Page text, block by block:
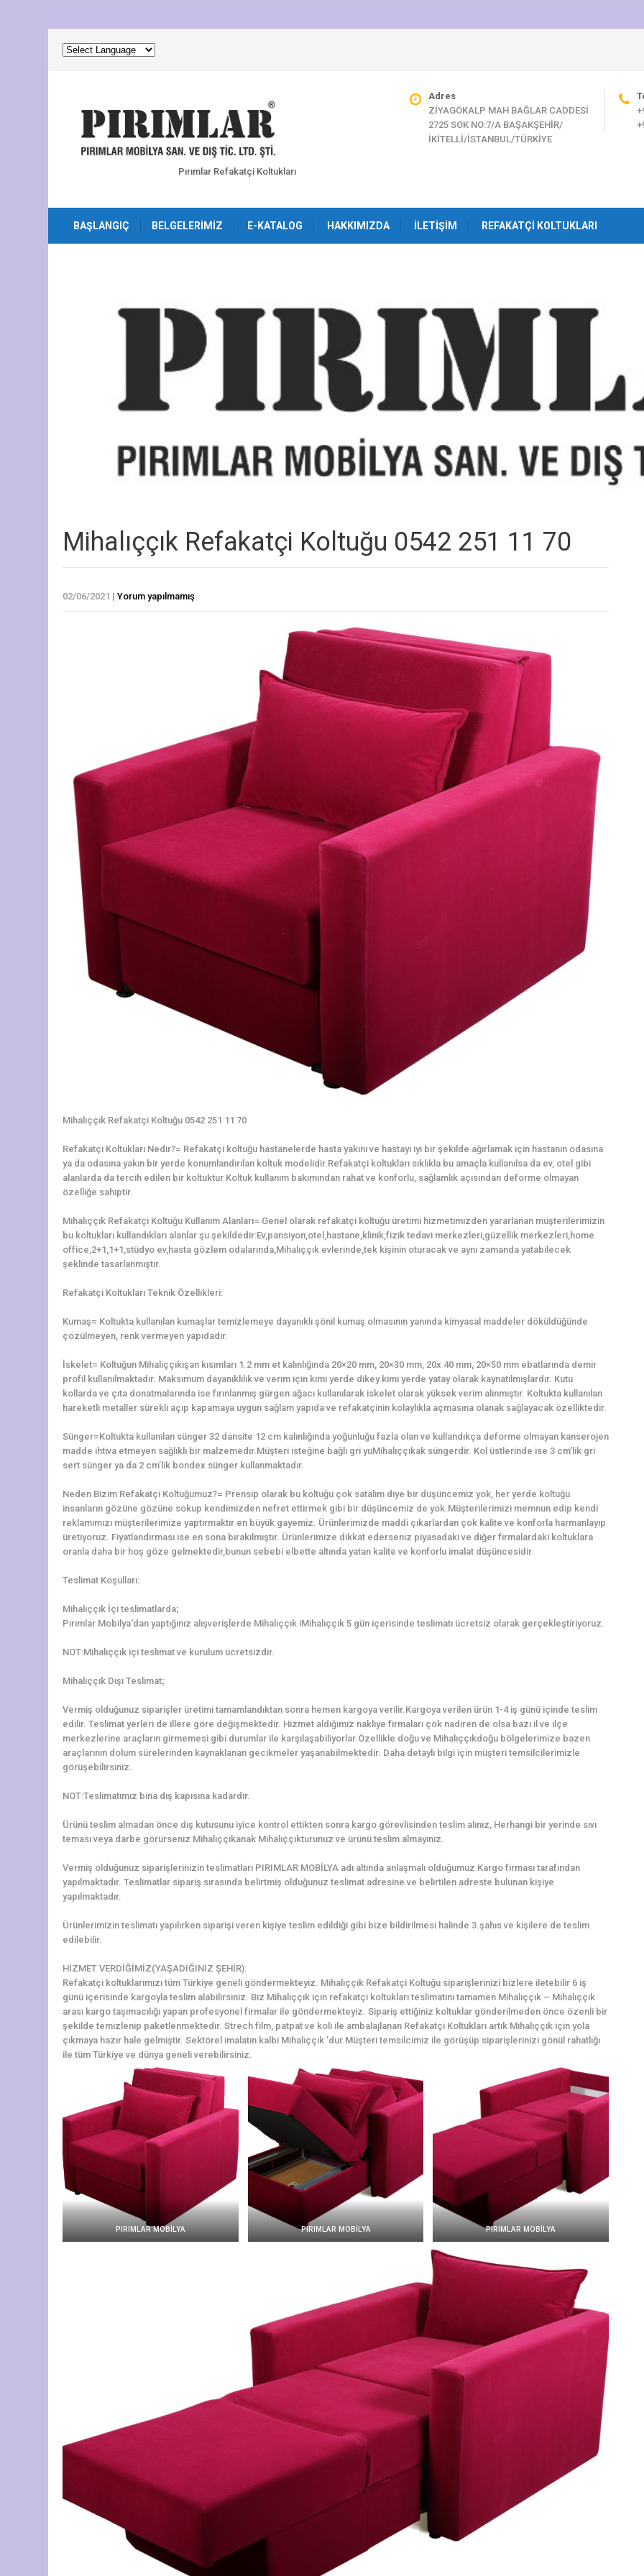
Pırımlar Refakatçi Koltukları
Adres
ZİYAGÖKALP MAH BAĞLAR CADDESİ
2725 SOK NO:7/A BAŞAKŞEHİR/
İKİTELLİ/İSTANBUL/TÜRKİYE
BAŞLANGIÇ BELGELERIMIZ E-KATALOG HAKKIMIZDA İLETIŞIM REFAKATÇI KOLTUKLARI
Mihalıççık Refakatçi Koltuğu 0542 251 11 70
02/06/2021 | Yorum yapılmamış
Mihalıççık Refakatçi Koltuğu 0542 251 11 70
Refakatçi Koltukları Nedir?= Refakatçi koltuğu hastanelerde hasta yakını ve hastayı iyi bir şekilde ağırlamak için hastanın odasına
ya da odasına yakın bir yerde konumlandırılan koltuk modelidir.Refakatçi koltukları sıklıkla bu amaçla kullanılsa da ev, otel gibi
alanlarda da tercih edilen bir koltuktur.Koltuk kullanım bakımından rahat ve konforlu, sağlamlık açısından deforme olmayan
özelliğe sahiptir.
Mihalıççık Refakatçi Koltuğu Kullanım Alanları= Genel olarak refakatçi koltuğu üretimi hizmetimizden yararlanan müşterilerimizin
bu koltukları kullandıkları alanlar şu şekildedir:Ev,pansiyon,otel,hastane,klinik,fizik tedavi merkezleri,güzellik merkezleri,home
office,2+1,1+1,stüdyo ev,hasta gözlem odalarında,Mihalıççık evlerinde,tek kişinin oturacak ve aynı zamanda yatabilecek
şeklinde tasarlanmıştır.
Refakatçi Koltukları Teknik Özellikleri:
Kumaş= Koltukta kullanılan kumaşlar temizlemeye dayanıklı şönil kumaş olmasının yanında kimyasal maddeler döküldüğünde
çözülmeyen, renk vermeyen yapıdadır.
İskelet= Koltuğun Mihalıççıkışan kısımları 1.2 mm et kalınlığında 20×20 mm, 20×30 mm, 20x 40 mm, 20×50 mm ebatlarında demir
profil kullanılmaktadır. Maksimum dayanıklılık ve verim için kimi yerde dikey kimi yerde yatay olarak kaynatılmışlardır. Kutu
kollarda ve çıta donatmalarında ise fırınlanmış gürgen ağacı kullanılarak iskelet olarak yüksek verim alınmıştır. Koltukta kullanılan
hareketli metaller sürekli açıp kapamaya uygun sağlam yapıda ve refakatçinin kolaylıkla açmasına olanak sağlayacak özelliktedir.
Sünger=Koltukta kullanılan sünger 32 dansite 12 cm kalınlığında yoğunluğu fazla olan ve kullandıkça deforme olmayan kanserojen
madde ihtiva etmeyen sağlıklı bir malzemedir.Müşteri isteğine bağlı gri yuMihalıççıkak süngerdir. Kol üstlerinde ise 3 cm’lik gri
sert sünger ya da 2 cm’lik bondex sünger kullanmaktadır.
Neden Bizim Refakatçi Koltuğumuz?= Prensip olarak bu koltuğu çok satalım diye bir düşüncemiz yok, her yerde koltuğu
insanların gözüne gözüne sokup kendimizden nefret ettirmek gibi bir düşüncemiz de yok.Müşterilerimizi memnun edip kendi
reklamımızı müşterilerimize yaptırmaktır en büyük gayemiz. Ürünlerimizde maddi çıkarlardan çok kalite ve konforla harmanlayıp
üretiyoruz. Fiyatlandırması ise en sona bırakılmıştır. Ürünlerimize dikkat ederseniz piyasadaki ve diğer firmalardaki koltuklara
oranla daha bir hoş göze gelmektedir,bunun sebebi elbette altında yatan kalite ve konforlu imalat düşüncesidir.
Teslimat Koşulları:
Mihalıççık İçi teslimatlarda;
Pırımlar Mobilya‘dan yaptığınız alışverişlerde Mihalıççık iMihalıççık 5 gün içerisinde teslimatı ücretsiz olarak gerçekleştiriyoruz.
NOT:Mihalıççık içi teslimat ve kurulum ücretsizdir.
Mihalıççık Dışı Teslimat;
Vermiş olduğunuz siparişler üretimi tamamlandıktan sonra hemen kargoya verilir.Kargoya verilen ürün 1-4 iş günü içinde teslim
edilir. Teslimat yerleri de illere göre değişmektedir. Hizmet aldığımız nakliye firmaları çok nadiren de olsa bazı il ve ilçe
merkezlerine araçların girmemesi gibi durumlar ile karşılaşabiliyorlar.Özellikle doğu ve Mihalıççıkdoğu bölgelerimize bazen
araçlarının dolum sürelerinden kaynaklanan gecikmeler yaşanabilmektedir. Daha detaylı bilgi için müşteri temsilcilerimizle
görüşebilirsiniz.
NOT:Teslimatımız bina dış kapısına kadardır.
Ürünü teslim almadan önce dış kutusunu iyice kontrol ettikten sonra kargo görevlisinden teslim alınız, Herhangi bir yerinde sıvı
teması veya darbe görürseniz Mihalıççıkanak Mihalıççıkturunuz ve ürünü teslim almayınız.
Vermiş olduğunuz siparişlerinizin teslimatları PIRIMLAR MOBİLYA adı altında anlaşmalı olduğumuz Kargo firması tarafından
yapılmaktadır. Teslimatlar sipariş sırasında belirtmiş olduğunuz teslimat adresine ve belirtilen adreste bulunan kişiye
yapılmaktadır.
Ürünlerimizin teslimatı yapılırken siparişi veren kişiye teslim edildiği gibi bize bildirilmesi halinde 3.şahıs ve kişilere de teslim
edilebilir.
HİZMET VERDİĞİMİZ(YAŞADIĞINIZ ŞEHİR):
Refakatçi koltuklarımızı tüm Türkiye geneli göndermekteyiz. Mihalıççık Refakatçi Koltuğu siparişlerinizi bizlere iletebilir 6 iş
günü içerisinde kargoyla teslim alabilirsiniz. Biz Mihalıççık için refakatçi koltukları teslimatını tamamen Mihalıççık – Mihalıççık
arası kargo taşımacılığı yapan profesyonel firmalar ile göndermekteyiz. Sipariş ettiğiniz koltuklar gönderilmeden önce özenli bir
şekilde temizlenip paketlenmektedir. Strech film, patpat ve koli ile ambalajlanan Refakatçi Koltukları artık Mihalıççık için yola
çıkmaya hazır hale gelmiştir. Sektörel imalatın kalbi Mihalıççık ’dur.Müşteri temsilcimiz ile görüşüp siparişlerinizi gönül rahatlığı
ile tüm Türkiye ve dünya geneli verebilirsiniz.
PIRIMLAR MOBİLYA PIRIMLAR MOBİLYA PIRIMLAR MOBİLYA